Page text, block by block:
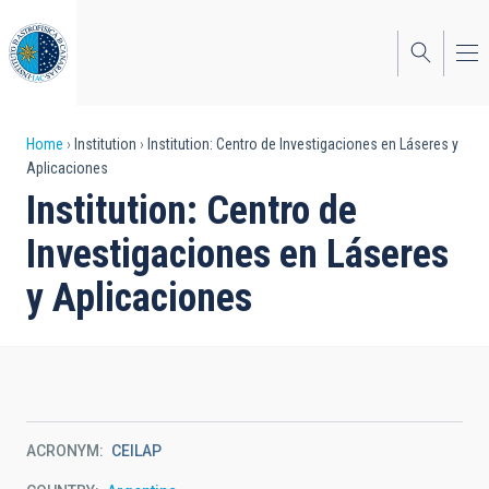
to
main
content
Breadcrumb
Home Institution
Institution: Centro de Investigaciones en Láseres y
Aplicaciones
Institution: Centro de
Investigaciones en Láseres
y Aplicaciones
ACRONYM CEILAP